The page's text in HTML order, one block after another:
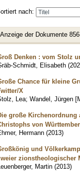
nach:
Anzeige der Dokumente
Denken : vom Stolz
Schmidt, Elisabeth (
Chance für kleine
X
Lea; Wandel, Jürgen
große Kirchenordnung
von
Hermann (2013)
und
zionstheologischer
Martin (2013)